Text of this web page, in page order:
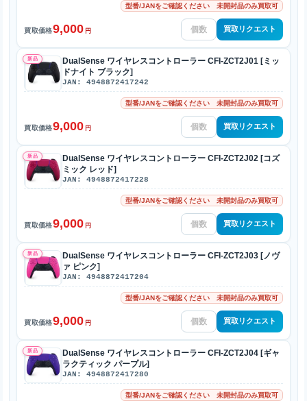
型番/JANをご確認ください 未開封品のみ買取可
買取価格9,000 円 買取リクエスト
新品
DualSense ワイヤレスコントローラー CFI-ZCT2J01 [ミッ
ドナイト ブラック]
JAN: 4948872417242
型番/JANをご確認ください 未開封品のみ買取可
買取価格9,000 円 買取リクエスト
新品
DualSense ワイヤレスコントローラー CFI-ZCT2J02 [コズ
ミック レッド]
JAN: 4948872417228
型番/JANをご確認ください 未開封品のみ買取可
買取価格9,000 円 買取リクエスト
新品
DualSense ワイヤレスコントローラー CFI-ZCT2J03 [ノヴ
ァ ピンク]
JAN: 4948872417204
型番/JANをご確認ください 未開封品のみ買取可
買取価格9,000 円 買取リクエスト
新品
DualSense ワイヤレスコントローラー CFI-ZCT2J04 [ギャ
ラクティック パープル]
JAN: 4948872417280
型番/JANをご確認ください 未開封品のみ買取可